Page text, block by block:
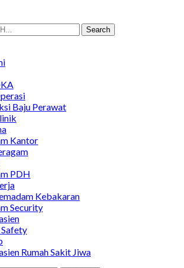
Search
Baju Perawat
Kantor
PDH
Kebakaran
Security
Rumah Sakit Jiwa